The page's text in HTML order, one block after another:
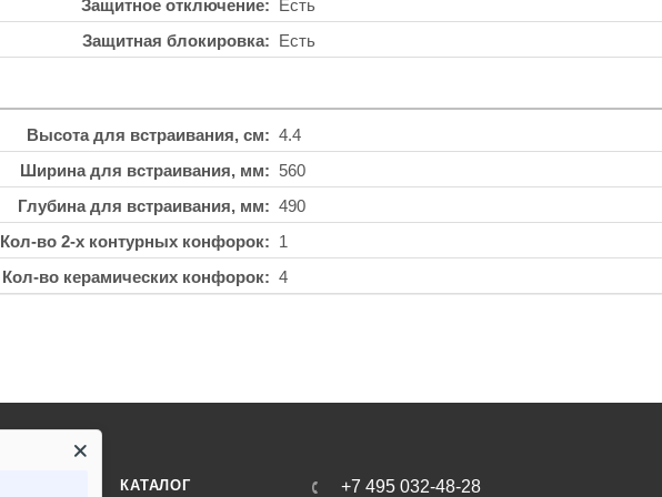
Защитное отключение
Есть
Защитная блокировка
Есть
Высота для встраивания, см
4.4
Ширина для встраивания, мм
560
Глубина для встраивания, мм
490
Кол-во 2-х контурных конфорок
1
Кол-во керамических конфорок
4
КАТАЛОГ +7 495 032-48-28